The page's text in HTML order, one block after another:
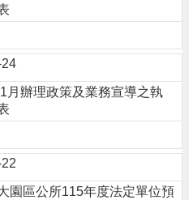
月辦理政策及業務宣導之執
園區公所115年度法定單位預